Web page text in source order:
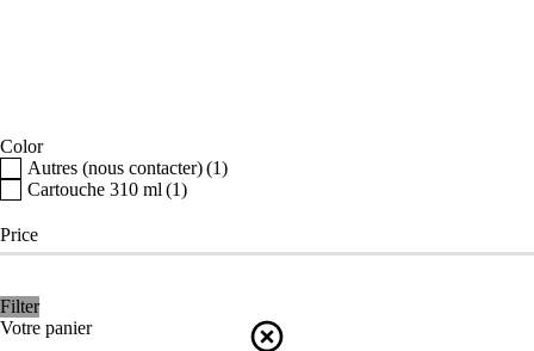
Color
Autres (nous contacter)(1)
Cartouche 310 ml (1)
Price
Filter
Votre panier